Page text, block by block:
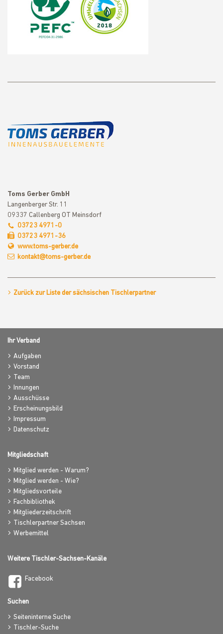
Toms Gerber GmbH
Langenberger Str. 11
09337 Callenberg OT Meinsdorf
03723 4971-0
03723 4971-36
www.toms-gerber.de
kontakt@toms-gerber.de
Zurück zur Liste der sächsischen Tischlerpartner
Ihr Verband
Aufgaben
Vorstand
Team
Innungen
Ausschüsse
Erscheinungsbild
Impressum
Datenschutz
Mitgliedschaft
Mitglied werden - Warum?
Mitglied werden - Wie?
Mitgliedsvorteile
Fachbibliothek
Mitgliederzeitschrift
Tischlerpartner Sachsen
Werbemittel
Weitere Tischler-Sachsen-Kanäle
Facebook
Suchen
Seiteninterne Suche
Tischler-Suche